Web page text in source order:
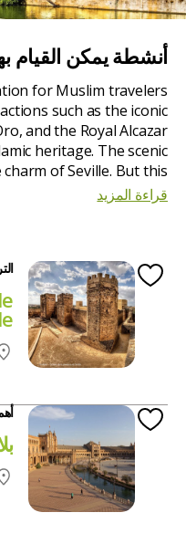
أنشطة يمكن القيام
for Muslim travelers
such as the iconic
and the Royal Alcazar
heritage. The scenic
of Seville. But this
that you will
قراءة المزيد